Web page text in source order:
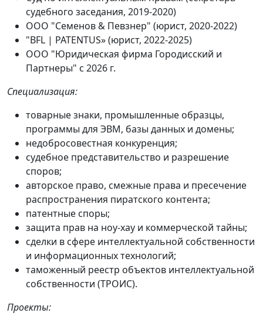
судебного заседания, 2019-2020)
ООО "Семенов & Певзнер" (юрист, 2020-2022)
"BFL | PATENTUS» (юрист, 2022-2025)
ООО "Юридическая фирма Городисский и
Партнеры" с 2026 г.
Специализация:
товарные знаки, промышленные образцы,
программы для ЭВМ, базы данных и домены;
недобросовестная конкуренция;
судебное представительство и разрешение
споров;
авторское право, смежные права и пресечение
распространения пиратского контента;
патентные споры;
защита прав на ноу-хау и коммерческой тайны;
сделки в сфере интеллектуальной собственности
и информационных технологий;
таможенный реестр объектов интеллектуальной
собственности (ТРОИС).
Проекты: